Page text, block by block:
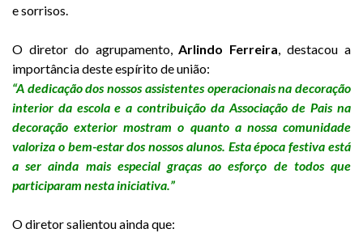
e sorrisos.
O diretor do agrupamento,Arlindo Ferreira, destacou a
importância deste espírito de união:
“A dedicação dos nossos assistentes operacionais na decoração
interior da escola e a contribuição da Associação de Pais na
decoração exterior mostram o quanto a nossa comunidade
valoriza o bem-estar dos nossos alunos. Esta época festiva está
a ser ainda mais especial graças ao esforço de todos que
participaram nesta iniciativa.”
O diretor salientou ainda que: